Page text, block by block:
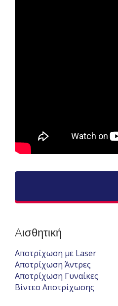
Aισθητική
Αποτρίχωση με Laser
Αποτρίχωση Άντρες
Αποτρίχωση Γυναίκες
Βίντεο Αποτρίχωσης